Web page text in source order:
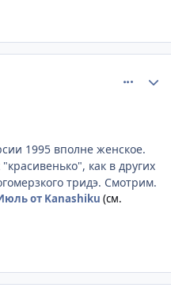
1995 вполне женское.
как в других
тридэ. Смотрим.
от Kanashiku (см.